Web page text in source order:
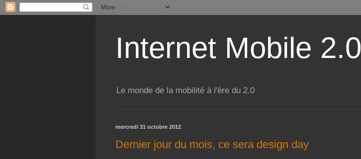
Internet Mobile 2.0
Le monde de la mobilité à l'ère du 2.0
mercredi 31 octobre 2012
Dernier jour du mois, ce sera design day